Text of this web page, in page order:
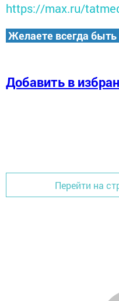
https://max.ru/
Желаете всегда быть
Добавить в
Перейти на